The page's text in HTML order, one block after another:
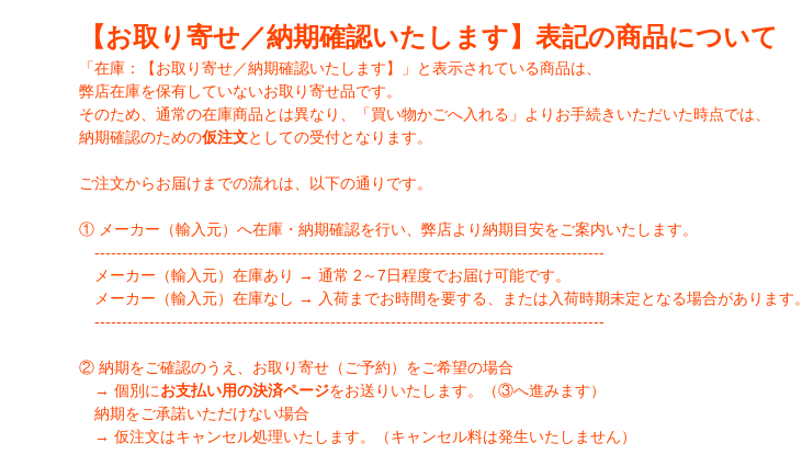
【お取り寄せ／納期確認いたします】表記の商品について
「在庫：【お取り寄せ／納期確認いたします】」と表示されている商品は、
弊店在庫を保有していないお取り寄せ品です。
そのため、通常の在庫商品とは異なり、「買い物かごへ入れる」よりお手続きいただいた時点では、
納期確認のための仮注文としての受付となります。
ご注文からお届けまでの流れは、以下の通りです。
① メーカー（輸入元）へ在庫・納期確認を行い、弊店より納期目安をご案内いたします。
---------------------------------------------------------------------------------------------
メーカー（輸入元）在庫あり → 通常 2～7日程度でお届け可能です。
メーカー（輸入元）在庫なし → 入荷までお時間を要する、または入荷時期未定となる場合があります。
---------------------------------------------------------------------------------------------
② 納期をご確認のうえ、お取り寄せ（ご予約）をご希望の場合
→ 個別にお支払い用の決済ページをお送りいたします。（③へ進みます）
納期をご承諾いただけない場合
→ 仮注文はキャンセル処理いたします。（キャンセル料は発生いたしません）